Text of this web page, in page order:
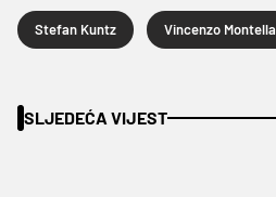
Stefan Kuntz Vincenzo Montella
SLJEDEĆA VIJEST